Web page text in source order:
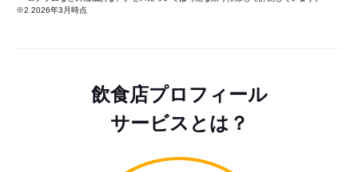
※2 2026年3月時点
飲食店プロフィール
サービスとは？